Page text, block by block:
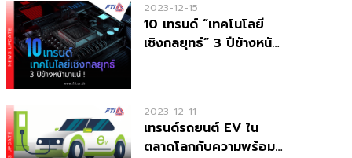
2023-12-15
10 เทรนด์ “เทคโนโลยี
เชิงกลยุทธ์” 3 ปีข้างหน้า
2023-12-11
เทรนด์รถยนต์ EV ใน
ตลาดโลกกับความพร้อม